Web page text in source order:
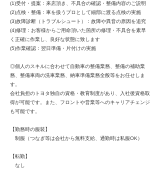
(1)受付・提案：来店頂き、不具合の確認・整備内容のご説明
(2)点検・整備：車を扱うプロとして細部に渡る点検の実施
(3)故障診断（トラブルシュート）：故障や異音の原因を追究
(4)修理：お客様からご用命頂いた箇所の修理・不具合を素早
く正確に作業し、良好な状態に致します
(5)作業確認：翌日準備・片付けの実施
◎個人のスキルに合わせて自動車の整備業務、整備の補助業
務、整備車両の洗車業務、納車準備業務全般等をお任せしま
す。
会社負担のトヨタ独自の資格・教育制度があり、入社後資格取
得が可能です。また、フロントや営業等へのキャリアチェンジ
も可能です。
【勤務時の服装】
制服（つなぎ等は会社から無料支給、通勤時は私服OK）
【転勤】
なし